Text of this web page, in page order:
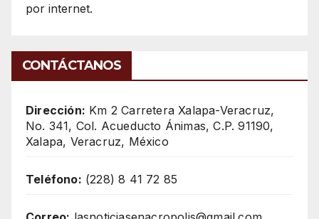
por internet.
CONTÁCTANOS
Dirección: Km 2 Carretera Xalapa-Veracruz,
No. 341, Col. Acueducto Ánimas, C.P. 91190,
Xalapa, Veracruz, México
Teléfono: (228) 8 41 72 85